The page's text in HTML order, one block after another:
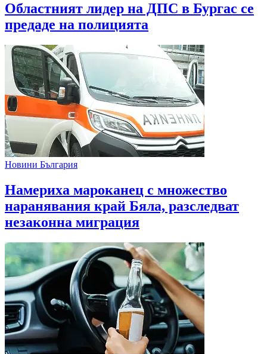
Областният лидер на ДПС в Бургас се
предаде на полицията
Новини България
Намериха мароканец с множество
наранявания край Бяла, разследват
незаконна миграция